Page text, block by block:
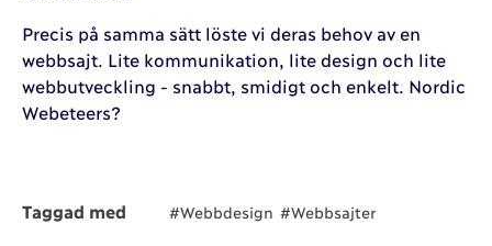
Precis på samma sätt löste vi deras behov av en
webbsajt. Lite kommunikation, lite design och lite
webbutveckling - snabbt, smidigt och enkelt. Nordic
Webeteers?
Taggad med #Webbdesign #Webbsajter